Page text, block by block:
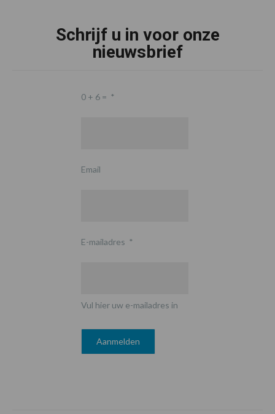
Schrijf u in voor onze
nieuwsbrief
0 + 6 = *
Email
E-mailadres *
Vul hier uw e-mailadres in